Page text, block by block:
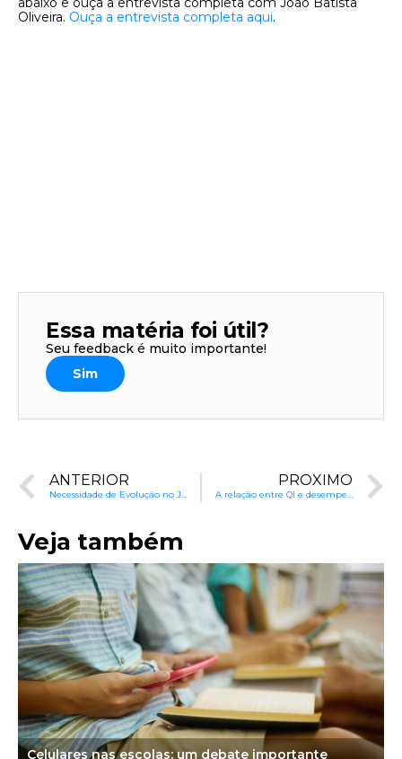
Oliveira. Ouça a entrevista completa aqui.
Essa matéria foi útil?
Seu feedback é muito importante!
Sim
ANTERIOR PRÓXIMO
Veja também
Celulares nas escolas: um debate importante